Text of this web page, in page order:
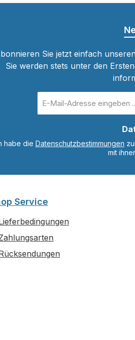
Sie jetzt einfach
Sie werden stets unter den
Mail-
Adresse
habe die Datenschutzbestimmungen
mit
Service